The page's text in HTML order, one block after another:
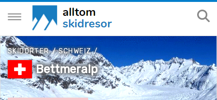
SKIDORTER/SCHWEIZ/
Bettmeralp